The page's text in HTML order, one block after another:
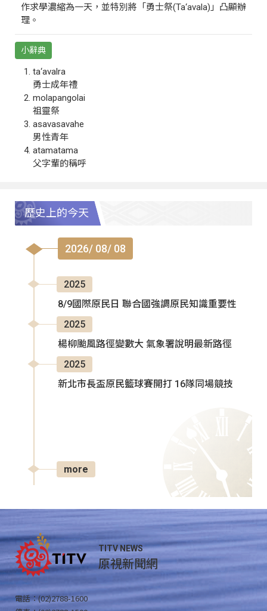
作求學濃縮為一天，並特別將「勇士祭(Ta‘avala)」凸顯辦
理。
小辭典
ta‘avalra
勇士成年禮
molapangolai
祖靈祭
asavasavahe
男性青年
atamatama
父字輩的稱呼
歷史上的今天
2026/ 08/ 08
2025
8/9國際原民日 聯合國強調原民知識重要性
2025
楊柳颱風路徑變數大 氣象署說明最新路徑
2025
新北市長盃原民籃球賽開打 16隊同場競技
more
TITV NEWS
原視新聞網
電話：(02)2788-1600